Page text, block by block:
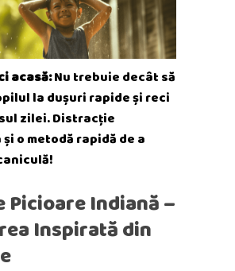
acasă:Nu trebuie decât să
la dușuri rapide și reci
zilei. Distracție
o metodă rapidă de a
Picioare Indiană –
Inspirată din